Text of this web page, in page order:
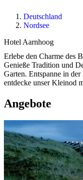
Deutschland
Nordsee
Hotel Aarnhoog
Erlebe den Charme des
Genieße Tradition und
Garten. Entspanne in
entdecke unser Kleinod
Angebote